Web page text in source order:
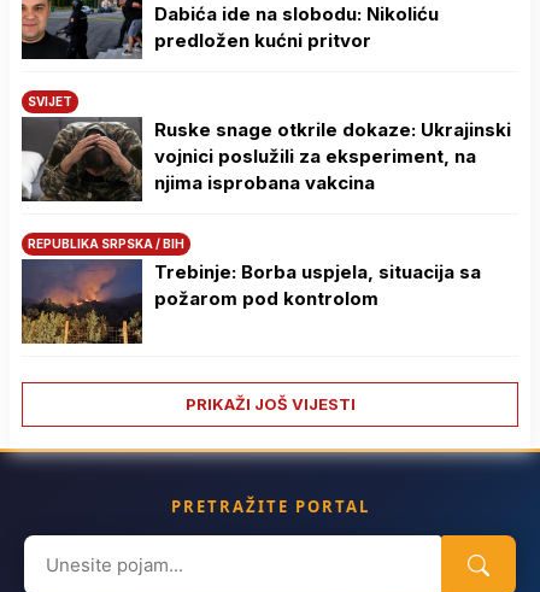
Dabića ide na slobodu: Nikoliću
predložen kućni pritvor
SVIJET
Ruske snage otkrile dokaze: Ukrajinski
vojnici poslužili za eksperiment, na
njima isprobana vakcina
REPUBLIKA SRPSKA / BIH
Trebinje: Borba uspjela, situacija sa
požarom pod kontrolom
PRIKAŽI JOŠ VIJESTI
PRETRAŽITE PORTAL
Search
for: